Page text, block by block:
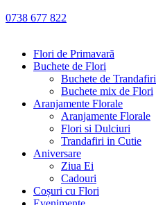
0738 677 822
Flori de Primavară
Buchete de Flori
Buchete de Trandafiri
Buchete mix de Flori
Aranjamente Florale
Aranjamente Florale
Flori si Dulciuri
Trandafiri in Cutie
Aniversare
Ziua Ei
Cadouri
Coșuri cu Flori